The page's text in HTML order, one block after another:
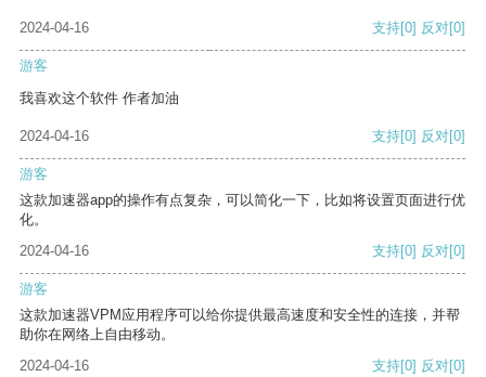
2024-04-16 支持[0] 反对[0]
游客
我喜欢这个软件 作者加油
2024-04-16 支持[0] 反对[0]
游客
这款加速器app的操作有点复杂，可以简化一下，比如将设置页面进行优
化。
2024-04-16
支持[0] 反对[0]
游客
这款加速器VPM应用程序可以给你提供最高速度和安全性的连接，并帮
助你在网络上自由移动。
2024-04-16
支持[0] 反对[0]